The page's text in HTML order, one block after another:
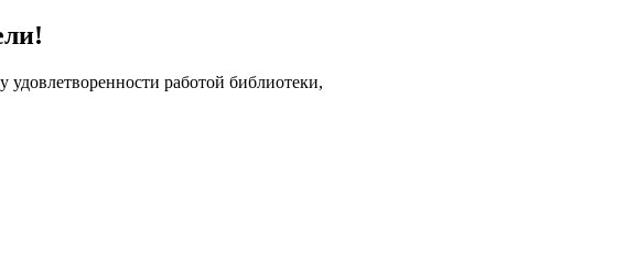
удовлетворенности работой библиотеки,